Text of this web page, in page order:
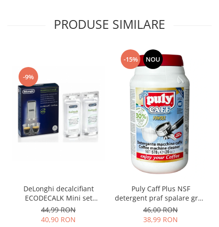
PRODUSE SIMILARE
-9%
DeLonghi decalcifiant
ECODECALK Mini set
2x100ml
44,99 RON
40,90 RON
-15% NOU
Puly Caff Plus NSF
detergent praf spalare grup
cafea 570g
46,00 RON
38,99 RON